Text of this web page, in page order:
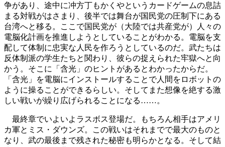
争があり、途中に冲方丁もかくやというカードゲームの息詰
まる対戦がはさまり、後半では舞台が国民党の圧制下にある
台湾へと移る。ここで国民党が（大陸では共産党が）人々の
電脳化計画を推進しようとしていることがわかる。電脳を支
配して体制に忠実な人民を作ろうとしているのだ。武たちは
反体制派の学生たちと関わり、彼らの捉えられた牢獄へと向
かう。そこに「含光」のヒントがあるとわかったからだ。
「含光」を電脳にインストールすることで人間をロボットの
ように操ることができるらしい。そしてまた想像を絶する激
しい戦いが繰り広げられることになる……。
最終章でいよいよラスボス登場だ。もちろん相手はアメリ
カ軍とミス・ダウンズ。この戦いはそれまでで最大のものと
なり、武の最後まで残された秘密も明らかとなる。そして結